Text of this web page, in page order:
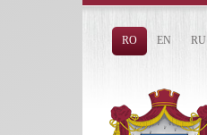
RO EN RU